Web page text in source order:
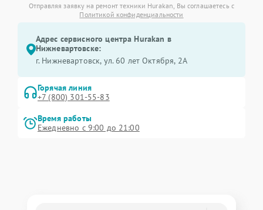
Отправляя заявку на ремонт техники Hurakan, Вы соглашаетесь с
Политикой конфиденциальности
Адрес сервисного центра Hurakan в
Нижневартовске:
г. Нижневартовск, ул. 60 лет Октября, 2А
Горячая линия
+7 (800) 301-55-83
Время работы
Ежедневно с 9:00 до 21:00